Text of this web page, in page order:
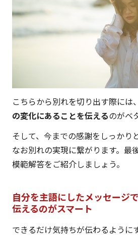
こちらから別れを切り出す際には、
の変化にあることを伝えるのがベ
そして、今までの感謝をしっかり
なお別れの実現に繋がります。最
模範解答をご紹介しましょう。
自分を主語にしたメッセージ
伝えるのがスマート
できるだけ気持ちが伝わるように